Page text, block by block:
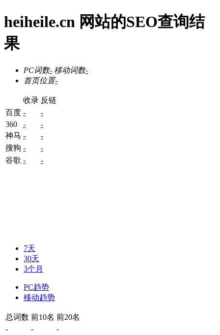
heiheile.cn 网站的SEO查询结
果
PC词数- 移动词数-
首页位置-
收录 反链
百度 -
-
360
-
-
神马 -
-
搜狗 -
-
谷歌 - -
7天
30天
3个月
PC趋势
移动趋势
总词数 前10名 前20名
-
- -